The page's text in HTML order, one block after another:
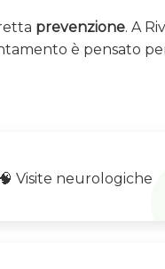
prevenzione. A
è pensato
🧠 Visite neurologiche